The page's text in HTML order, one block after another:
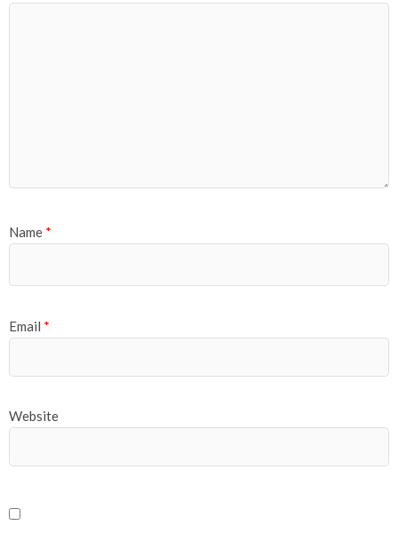
Name *
Email *
Website